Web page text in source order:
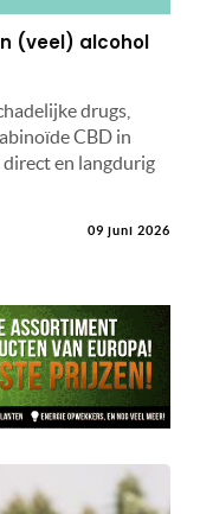
(veel) alcohol
drugs,
CBD in
en langdurig
09 juni 2026